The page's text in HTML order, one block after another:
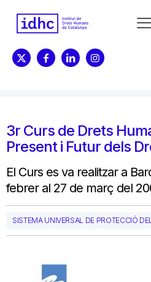
3r Curs de Drets
Present i Futur dels
El Curs es va realitzar a
febrer al 27 de març del
SISTEMA UNIVERSAL DE PROTECCIÓ